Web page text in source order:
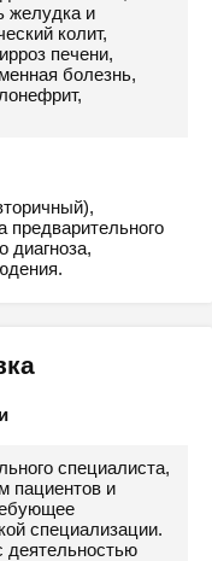
желудка и
колит,
печени,
болезнь,
предварительного
диагноза,
специалиста,
пациентов и
специализации.
деятельностью